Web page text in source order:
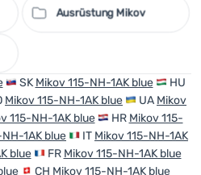
Ausrüstung Mikov
SK Mikov 115-NH-1AK blue
HU
Mikov 115-NH-1AK blue UA Mikov
115-NH-1AK blue HR Mikov 115-
1AK blue IT Mikov 115-NH-1AK
blue FR Mikov 115-NH-1AK blue
CH Mikov 115-NH-1AK blue